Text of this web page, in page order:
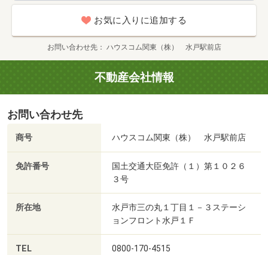
お気に入りに追加する
お問い合わせ先 ハウスコム関東（株） 水戸駅前店
不動産会社情報
お問い合わせ先
商号 ハウスコム関東（株） 水戸駅前店
免許番号
国土交通大臣免許（１）第１０２６
３号
所在地
水戸市三の丸１丁目１－３ステーシ
ョンフロント水戸１Ｆ
TEL 0800-170-4515